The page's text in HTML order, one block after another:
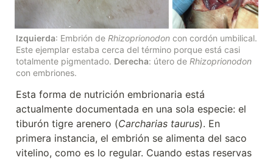
Izquierda: Embrión de Rhizoprionodon con cordón umbilical.
Este ejemplar estaba cerca del término porque está casi
totalmente pigmentado. Derecha: útero de Rhizoprionodon
con embriones.
Esta forma de nutrición embrionaria está
actualmente documentada en una sola especie: el
tiburón tigre arenero (Carcharias taurus). En
primera instancia, el embrión se alimenta del saco
vitelino, como es lo regular. Cuando estas reservas